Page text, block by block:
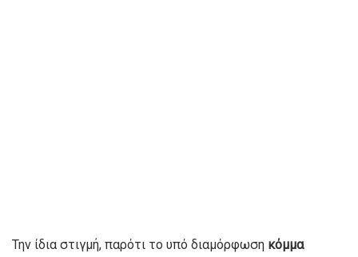
Την ίδια στιγμή, παρότι το υπό διαμόρφωση κόμμα